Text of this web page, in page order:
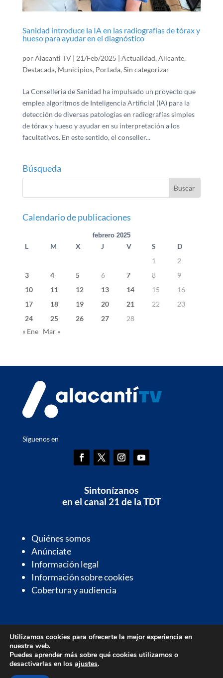
Sanidad introduce la IA en las radiografías de tórax y
hueso para ayudar en el diagnóstico
porAlacanti TV| 21/Feb/2025 | Actualidad, Alicante,
Destacada, Municipios, Portada, Sin categorizar
La Conselleria de Sanidad ha impulsado un proyecto que
emplea algoritmos de Inteligencia Artificial (IA) para la
detección de diversas patologías en radiografías simples
de tórax y hueso y ayudar en su interpretación a los
facultativos. En este sentido, el conseller...
Búsqueda
Calendario de publicaciones
febrero 2025
L M X J V S
D
1
2
3
4 5 6 7 8
9
10
11 12 13 14 15
16
17
18 19 20 21 22
23
24
25 26 27
28
« Ene
Mar »
Síguenos en
Sintonízanos
en el canal 21 de la TDT
Quiénes somos
Anúnciate
Información legal
Información sobre cookies
Cobertura y audiencia
Información de interés
Contactos de interés
Farmacias de guardia
Parrilla de programación
Utilizamos cookies para ofrecerte la mejor experiencia en
nuestra web.
Puedes aprender más sobre qué cookies utilizamos o
desactivarlas en los ajustes.